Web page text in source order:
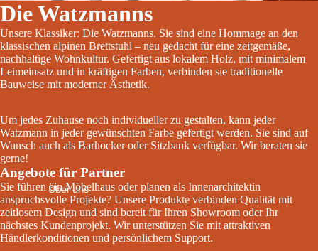
Über uns
Die Watzmanns
Unsere Klassiker: Die Watzmanns. Sie sind eine Hommage an den
klassischen alpinen Brettstuhl – neu gedacht für eine zeitgemäße,
nachhaltige Wohnkultur. Gefertigt aus lokalem Holz, mit minimalem
Leimeinsatz und in kräftigen Farben, verbinden sie traditionelle
Bauweise mit moderner Ästhetik.
Um jedes Zuhause noch individueller zu gestalten, kann jeder
Watzmann in jeder gewünschten Farbe gefertigt werden. Sie sind auf
Wunsch auch als Barhocker oder Sitzbank verfügbar. Wir beraten sie
gerne!
Angebote für Partner
Sie führen ein Möbelhaus oder planen als Innenarchitektin
anspruchsvolle Projekte? Unsere Produkte verbinden Qualität mit
zeitlosem Design und sind bereit für Ihren Showroom oder Ihr
nächstes Kundenprojekt. Wir unterstützen Sie mit attraktiven
Händlerkonditionen und persönlichem Support.